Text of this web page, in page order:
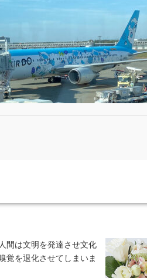
間は文明を発達させ文化
覚を退化させてしまいま